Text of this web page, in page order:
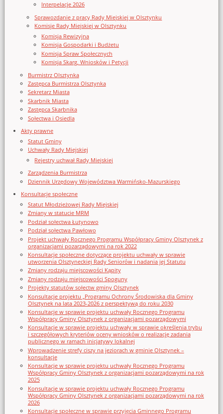
Interpelacje 2026
Sprawozdanie z pracy Rady Miejskiej w Olsztynku
Komisje Rady Miejskiej w Olsztynku
Komisja Rewizyjna
Komisja Gospodarki i Budżetu
Komisja Spraw Społecznych
Komisja Skarg, Wniosków i Petycji
Burmistrz Olsztynka
Zastępca Burmistrza Olsztynka
Sekretarz Miasta
Skarbnik Miasta
Zastępca Skarbnika
Sołectwa i Osiedla
Akty prawne
Statut Gminy
Uchwały Rady Miejskiej
Rejestry uchwał Rady Miejskiej
Zarządzenia Burmistrza
Dziennik Urzędowy Województwa Warmińsko-Mazurskiego
Konsultacje społeczne
Statut Młodzieżowej Rady Miejskiej
Zmiany w statucie MRM
Podział sołectwa Łutynowo
Podział sołectwa Pawłowo
Projekt uchwały Rocznego Programu Współpracy Gminy Olsztynek z
organizacjami pozarządowymi na rok 2022
Konsultacje społeczne dotyczące projektu uchwały w sprawie
utworzenia Olsztyneckiej Rady Seniorów i nadania jej Statutu
Zmiany rodzaju miejscowości Kąpity
Zmiany rodzaju miejscowości Spoguny
Projekty statutów sołectw gminy Olsztynek
Konsultacje projektu „Programu Ochrony Środowiska dla Gminy
Olsztynek na lata 2023-2026 z perspektywą do roku 2030
Konsultacje w sprawie projektu uchwały Rocznego Programu
Współpracy Gminy Olsztynek z organizacjami pozarządowymi
Konsultacje w sprawie projektu uchwały w sprawie określenia trybu
i szczegółowych kryteriów oceny wniosków o realizację zadania
publicznego w ramach inicjatywy lokalnej
Wprowadzenie strefy ciszy na jeziorach w gminie Olsztynek –
konsultacje
Konsultacje w sprawie projektu uchwały Rocznego Programu
Współpracy Gminy Olsztynek z organizacjami pozarządowymi na rok
2025
Konsultacje w sprawie projektu uchwały Rocznego Programu
Współpracy Gminy Olsztynek z organizacjami pozarządowymi na rok
2026
Konsultacje społeczne w sprawie przyjęcia Gminnego Programu